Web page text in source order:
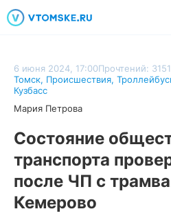
6 июня 2024, 17:00Прочтений: 3151
Томск, Происшествия,
Кузбасс
Мария Петрова
Состояние
транспорта
после ЧП с
Кемерово